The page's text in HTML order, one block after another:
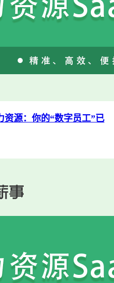
资源：你的“数字员工”已